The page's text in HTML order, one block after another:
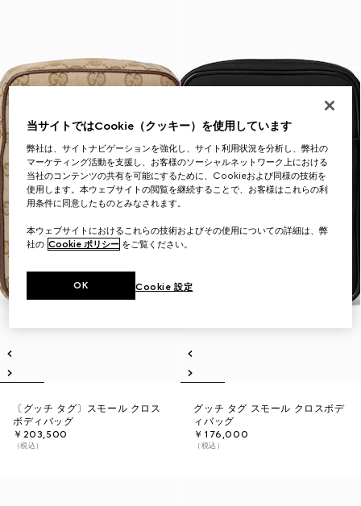
〔グッチ タグ〕スモール クロス
ボディバッグ
￥203,500
（税込）
グッチ タグ スモール クロスボデ
ィバッグ
￥176,000
（税込）
当サイトではCookie（クッキー）を使用しています
弊社は、サイトナビゲーションを強化し、サイト利用状況を分析し、弊社の
マーケティング活動を支援し、お客様のソーシャルネットワーク上における
当社のコンテンツの共有を可能にするために、Cookieおよび同様の技術を
使用します。本ウェブサイトの閲覧を継続することで、お客様はこれらの利
用条件に同意したものとみなされます。
本ウェブサイトにおけるこれらの技術およびその使用についての詳細は、弊
社の Cookie ポリシー をご覧ください。
Cookie 設定
OK